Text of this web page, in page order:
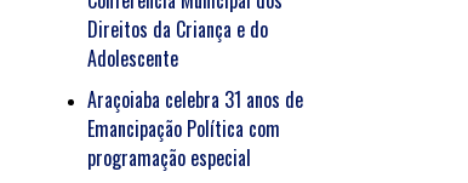
Direitos da Criança e do
Adolescente
Araçoiaba celebra 31 anos de
Emancipação Política com
programação especial